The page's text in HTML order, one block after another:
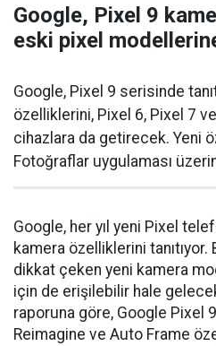
Google, Pixel 9
eski pixel
Google, Pixel 9 serisinde
özelliklerini, Pixel 6, Pixel 7
cihazlara da getirecek. Yeni
Fotoğraflar uygulaması
Google, her yıl yeni Pixel
kamera özelliklerini
dikkat çeken yeni kamera
için de erişilebilir hale
raporuna göre, Google Pixel
Reimagine ve Auto Frame